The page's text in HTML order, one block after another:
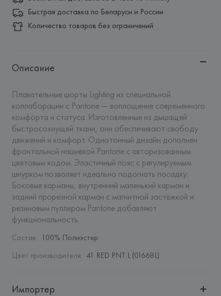
Быстрая доставка по Беларуси и России
Количество товаров без ограничений
Описание
Плавательные шорты Lighting из специальной
коллаборации с Pantone — воплощение современного
комфорта и статуса. Изготовленные из дышащей
быстросохнущей ткани, они обеспечивают свободу
движений и комфорт. Однотонный дизайн дополнен
фронтальной нашивкой Pantone с авторизованным
цветовым кодом. Эластичный пояс с регулируемым
шнурком позволяет идеально подогнать посадку.
Боковые карманы, внутренний маленький карман и
задний прорезной карман с магнитной застёжкой и
резиновым пуллером Pantone добавляют
функциональность.
Состав: 100% Полиэстер
Цвет производителя: 41 RED PNT L (01668L)
Импортер